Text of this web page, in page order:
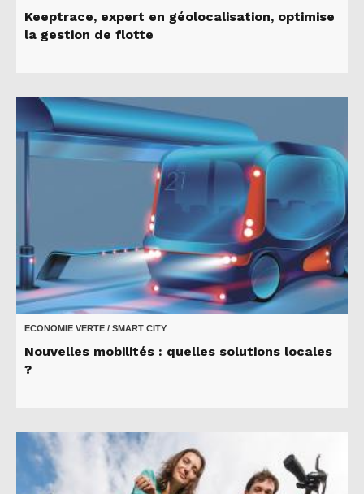
Keeptrace, expert en géolocalisation, optimise
la gestion de flotte
ECONOMIE VERTE / SMART CITY
Nouvelles mobilités : quelles solutions locales
?